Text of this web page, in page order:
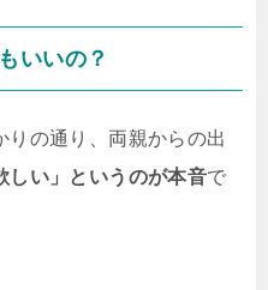
いいの？
りの通り、両親からの出
しい」というのが本音で